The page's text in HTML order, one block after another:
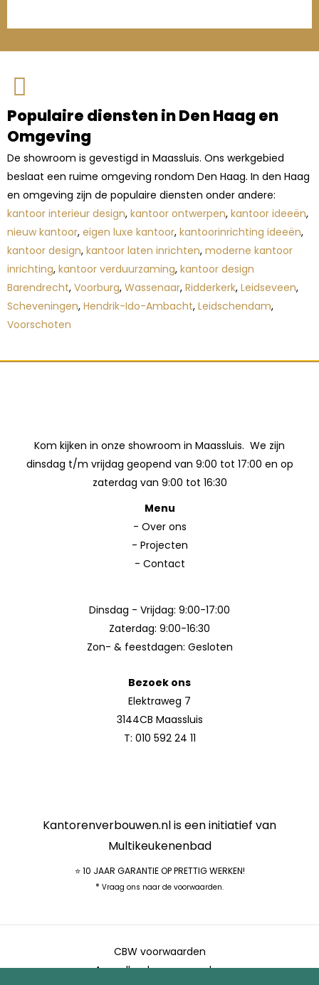
Populaire diensten in Den Haag en
Omgeving
De showroom is gevestigd in Maassluis. Ons werkgebied
beslaat een ruime omgeving rondom Den Haag. In den Haag
en omgeving zijn de populaire diensten onder andere:
kantoor interieur design, kantoor ontwerpen, kantoor ideeën,
nieuw kantoor, eigen luxe kantoor, kantoorinrichting ideeën,
kantoor design, kantoor laten inrichten, moderne kantoor
inrichting, kantoor verduurzaming, kantoor design
Barendrecht, Voorburg, Wassenaar, Ridderkerk, Leidseveen,
Scheveningen, Hendrik-Ido-Ambacht, Leidschendam,
Voorschoten
Kom kijken in onze showroom in Maassluis. We zijn
dinsdag t/m vrijdag geopend van 9:00 tot 17:00 en op
zaterdag van 9:00 tot 16:30
Menu
- Over ons
- Projecten
- Contact
Dinsdag - Vrijdag: 9:00-17:00
Zaterdag: 9:00-16:30
Zon- & feestdagen: Gesloten
Bezoek ons
Elektraweg 7
3144CB Maassluis
T: 010 592 24 11
Kantorenverbouwen.nl is een initiatief van
Multikeukenenbad
⭐ 10 JAAR GARANTIE OP PRETTIG WERKEN!
* Vraag ons naar de voorwaarden.
CBW voorwaarden
Aanvullende voorwaarden